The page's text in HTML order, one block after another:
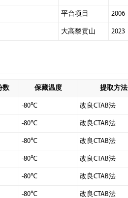
平台项目 2006
大高黎贡山 2023
数 保藏温度 提取方法
-80℃ 改良CTAB法
-80℃ 改良CTAB法
-80℃ 改良CTAB法
-80℃ 改良CTAB法
-80℃ 改良CTAB法
-80℃ 改良CTAB法